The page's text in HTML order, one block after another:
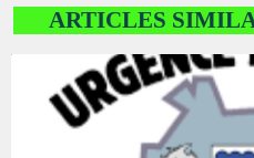
La Matinale
MONDAY AND
Flash Infos
WITH MALIKA
12:00 PM - 12:15
ARTICLES